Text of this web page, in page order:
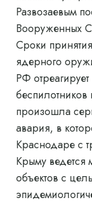
Развозаевым
Вооруженных
Сроки
ядерного
РФ
произошла
авария, в
Краснодаре с
Крыму ведется
объектов с